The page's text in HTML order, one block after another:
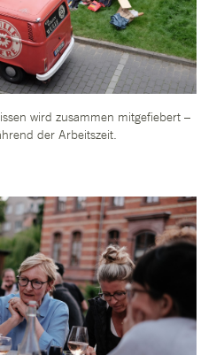
wird zusammen mitgefiebert –
der Arbeitszeit.